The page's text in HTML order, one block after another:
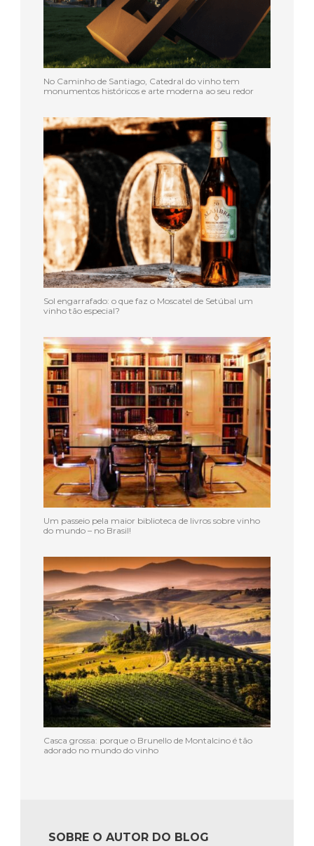
No Caminho de Santiago, Catedral do vinho tem
monumentos históricos e arte moderna ao seu redor
Sol engarrafado: o que faz o Moscatel de Setúbal um
vinho tão especial?
Um passeio pela maior biblioteca de livros sobre vinho
do mundo – no Brasil!
Casca grossa: porque o Brunello de Montalcino é tão
adorado no mundo do vinho
SOBRE O AUTOR DO BLOG